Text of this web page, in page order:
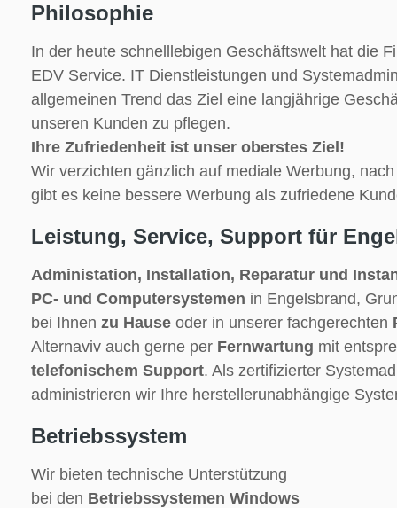
Philosophie
In der heute schnelllebigen Geschäftswelt hat die
EDV Service. IT Dienstleistungen und
allgemeinen Trend das Ziel eine langjährige
unseren Kunden zu pflegen.
Ihre Zufriedenheit ist unser oberstes Ziel!
Wir verzichten gänzlich auf mediale Werbung,
gibt es keine bessere Werbung als zufriedene
Leistung, Service, Support für
Administation, Installation, Reparatur und
PC- und Computersystemen in Engelsbrand,
bei Ihnen zu Hause oder in unserer fachgerechten
Alternaviv auch gerne per Fernwartung mit
telefonischem Support. Als zertifizierter
administrieren wir Ihre herstellerunabhängige
Betriebssystem
Wir bieten technische Unterstützung
bei den Betriebssystemen Windows